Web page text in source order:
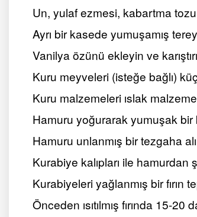
Un, yulaf ezmesi, kabartma tozu
Ayrı bir kasede yumuşamış
Vanilya özünü ekleyin ve
Kuru meyveleri (isteğe bağlı)
Kuru malzemeleri ıslak
Hamuru yoğurarak yumuşak bir
Hamuru unlanmış bir tezgaha
Kurabiye kalıpları ile hamurdan
Kurabiyeleri yağlanmış bir fırın
Önceden ısıtılmış fırında 15-20